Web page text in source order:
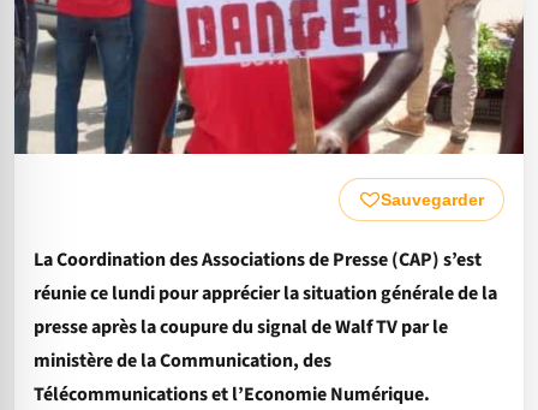
Sauvegarder
La Coordination des Associations de Presse (CAP) s’est
réunie ce lundi pour apprécier la situation générale de la
presse après la coupure du signal de Walf TV par le
ministère de la Communication, des
Télécommunications et l’Economie Numérique.